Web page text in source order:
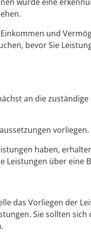
und
bevor Sie
an die
vorliegen.
haben,
Leistungen über eine
das Vorliegen der
Sie sollten